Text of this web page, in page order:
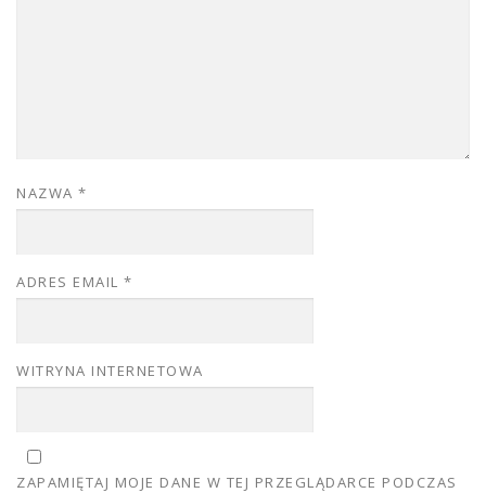
NAZWA *
ADRES EMAIL *
WITRYNA INTERNETOWA
ZAPAMIĘTAJ MOJE DANE W TEJ PRZEGLĄDARCE PODCZAS